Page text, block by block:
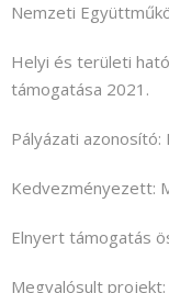
Nemzeti
Helyi és területi
támogatása 2021.
Pályázati azonosító:
Kedvezményezett:
Elnyert támogatás
Megvalósult